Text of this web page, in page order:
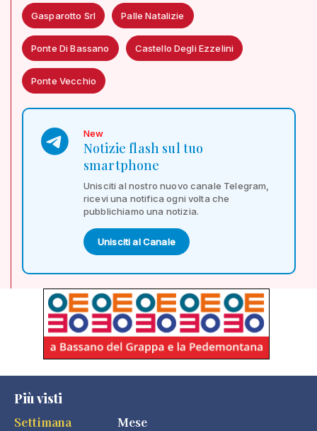
Gasparotto Srl Palle Natalizie
Ponte Di Bassano Castello Degli Ezzelini
Ponte Vecchio
New
Notizie flash sul tuo
smartphone
Unisciti al nostro nuovo canale Telegram,
ricevi una notifica ogni volta che
pubblichiamo una notizia.
Unisciti al Canale
Più visti
Settimana
Mese